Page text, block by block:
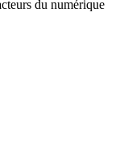
du numérique